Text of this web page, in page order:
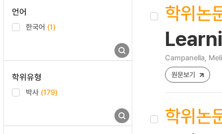
언어
한국어 (1)
학위유형
박사 (179)
학위논
Campanella,
원문보기
학위논